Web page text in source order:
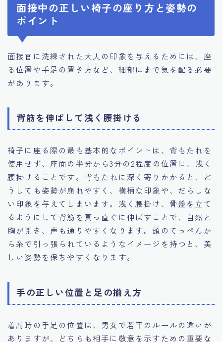
面接中の正しい椅子の座り方と姿勢の
ポイント
面接官に洗練された大人の印象を与えるためには、座
る位置や手足の置き方など、細部にまで気を配る必要
があります。
背筋を伸ばして浅く腰掛ける
椅子に座る際の最も基本的なポイントは、背もたれを
使用せず、座面の半分から3分の2程度の位置に、浅く
腰掛けることです。背もたれに深く寄りかかると、ど
うしても姿勢が崩れやすく、横柄な印象や、だらしな
い印象を与えてしまいます。浅く腰掛け、骨盤を立て
るようにして背筋を真っ直ぐに伸ばすことで、自然と
胸が開き、声も通りやすくなります。頭のてっぺんか
ら糸で引っ張られているようなイメージを持つと、美
しい姿勢を保ちやすくなります。
手の正しい位置と足の揃え方
着席時の手足の位置は、男女で若干のルールの違いが
ありますが、どちらも相手に敬意を示すための重要な